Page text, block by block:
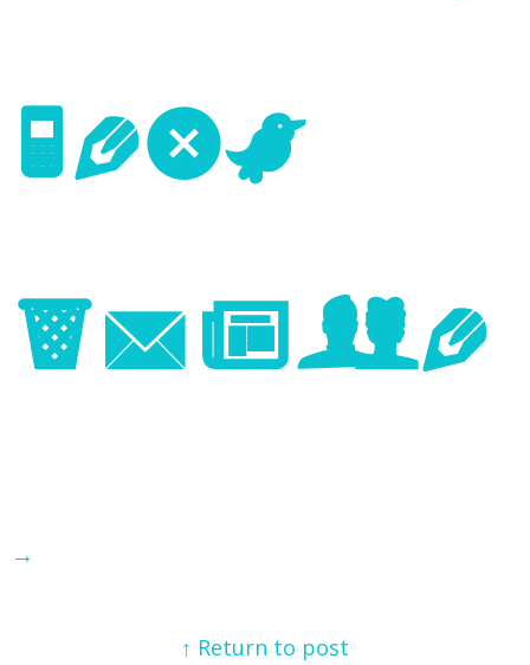
Next
Image
→
↑ Return to post